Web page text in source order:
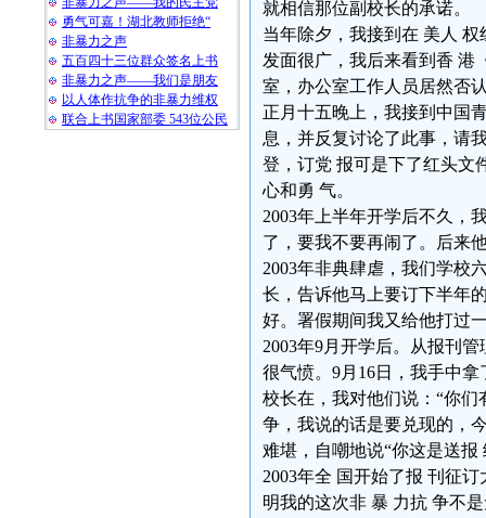
勇气可嘉！湖北教师拒绝“
非暴力之声
五百四十三位群众签名上书
非暴力之声——我们是朋友
以人体作抗争的非暴力维权
联合上书国家部委 543位公民
就相信那位副校长的承诺。
当年除夕，我接到在 美人
发面很广，我后来看到香 港
室，办公室工作人员居然否
正月十五晚上，我接到中国
息，并反复讨论了此事，请
登，订党 报可是下了红头文
心和勇 气。
2003年上半年开学后不久，
了，要我不要再闹了。后来
2003年非典肆虐，我们学校
长，告诉他马上要订下半年
好。署假期间我又给他打过
2003年9月开学后。从报刊
很气愤。9月16日，我手中
校长在，我对他们说：“你
争，我说的话是要兑现的，
难堪，自嘲地说“你这是送报
2003年全 国开始了报 刊征
明我的这次非 暴 力抗 争不